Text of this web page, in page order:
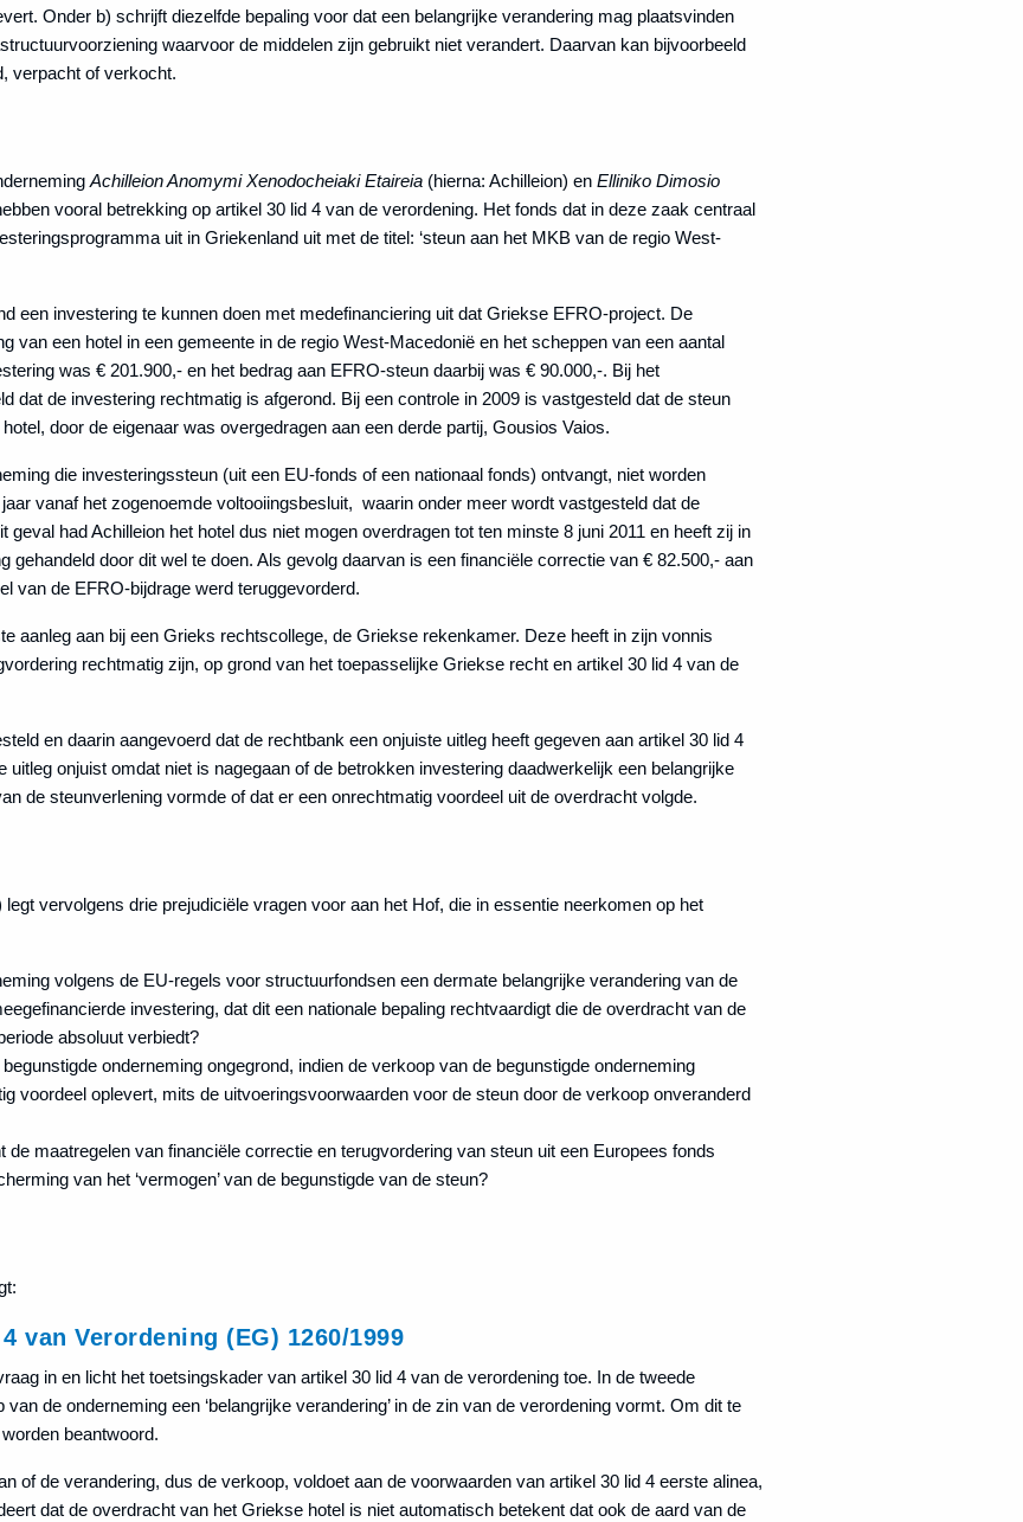
Onder b) schrijft diezelfde bepaling voor dat een belangrijke verandering mag plaatsvinden
waarvoor de middelen zijn gebruikt niet verandert. Daarvan kan bijvoorbeeld
verpacht of verkocht.
Achilleion Anomymi Xenodocheiaki Etaireia(hierna: Achilleion) en Elliniko Dimosio
vooral betrekking op artikel 30 lid 4 van de verordening. Het fonds dat in deze zaak centraal
uit in Griekenland uit met de titel: ‘steun aan het MKB van de regio West-
een investering te kunnen doen met medefinanciering uit dat Griekse EFRO-project. De
van een hotel in een gemeente in de regio West-Macedonië en het scheppen van een aantal
was € 201.900,- en het bedrag aan EFRO-steun daarbij was € 90.000,-. Bij het
dat de investering rechtmatig is afgerond. Bij een controle in 2009 is vastgesteld dat de steun
door de eigenaar was overgedragen aan een derde partij, Gousios Vaios.
die investeringssteun (uit een EU-fonds of een nationaal fonds) ontvangt, niet worden
vanaf het zogenoemde voltooiingsbesluit, waarin onder meer wordt vastgesteld dat de
geval had Achilleion het hotel dus niet mogen overdragen tot ten minste 8 juni 2011 en heeft zij in
gehandeld door dit wel te doen. Als gevolg daarvan is een financiële correctie van € 82.500,- aan
van de EFRO-bijdrage werd teruggevorderd.
aanleg aan bij een Grieks rechtscollege, de Griekse rekenkamer. Deze heeft in zijn vonnis
rechtmatig zijn, op grond van het toepasselijke Griekse recht en artikel 30 lid 4 van de
en daarin aangevoerd dat de rechtbank een onjuiste uitleg heeft gegeven aan artikel 30 lid 4
uitleg onjuist omdat niet is nagegaan of de betrokken investering daadwerkelijk een belangrijke
de steunverlening vormde of dat er een onrechtmatig voordeel uit de overdracht volgde.
vervolgens drie prejudiciële vragen voor aan het Hof, die in essentie neerkomen op het
volgens de EU-regels voor structuurfondsen een dermate belangrijke verandering van de
investering, dat dit een nationale bepaling rechtvaardigt die de overdracht van de
absoluut verbiedt?
onderneming ongegrond, indien de verkoop van de begunstigde onderneming
voordeel oplevert, mits de uitvoeringsvoorwaarden voor de steun door de verkoop onveranderd
maatregelen van financiële correctie en terugvordering van steun uit een Europees fonds
van het ‘vermogen’ van de begunstigde van de steun?
van Verordening (EG) 1260/1999
in en licht het toetsingskader van artikel 30 lid 4 van de verordening toe. In de tweede
de onderneming een ‘belangrijke verandering’ in de zin van de verordening vormt. Om dit te
beantwoord.
of de verandering, dus de verkoop, voldoet aan de voorwaarden van artikel 30 lid 4 eerste alinea,
dat de overdracht van het Griekse hotel is niet automatisch betekent dat ook de aard van de